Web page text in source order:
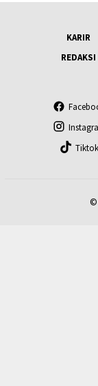
KARIR
REDAKSI
Tiktok
©